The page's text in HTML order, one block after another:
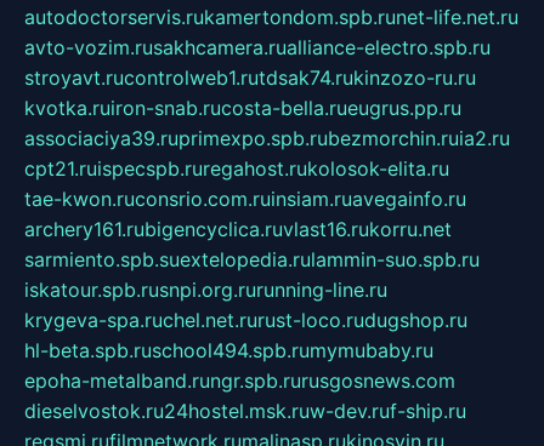
autodoctorservis.rukamertondom.spb.runet-life.net.ru
avto-vozim.rusakhcamera.rualliance-electro.spb.ru
stroyavt.rucontrolweb1.rutdsak74.rukinzozo-ru.ru
kvotka.ruiron-snab.rucosta-bella.rueugrus.pp.ru
associaciya39.ruprimexpo.spb.rubezmorchin.ruia2.ru
cpt21.ruispecspb.ruregahost.rukolosok-elita.ru
tae-kwon.ruconsrio.com.ruinsiam.ruavegainfo.ru
archery161.rubigencyclica.ruvlast16.rukorru.net
sarmiento.spb.suextelopedia.rulammin-suo.spb.ru
iskatour.spb.rusnpi.org.rurunning-line.ru
krygeva-spa.ruchel.net.rurust-loco.rudugshop.ru
hl-beta.spb.ruschool494.spb.rumymubaby.ru
epoha-metalband.rungr.spb.rurusgosnews.com
dieselvostok.ru24hostel.msk.ruw-dev.ruf-ship.ru
regsmi.rufilmnetwork.rumalinasp.rukinosvin.ru